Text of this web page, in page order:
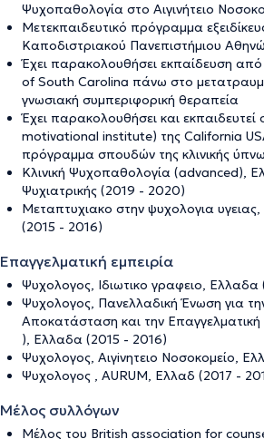
Ψυχοπαθολογία στο Αιγινήτειο
Μετεκπαιδευτικό πρόγραμμα
Καποδιστριακού Πανεπιστήμιου
Έχει παρακολουθήσει εκπαίδευση
of South Carolina πάνω στο
γνωσιακή συμπεριφορική θεραπεία
Έχει παρακολουθήσει και
motivational institute) της California
πρόγραμμα σπουδών της κλινικής
Κλινική Ψυχοπαθολογία (advanced),
Ψυχιατρικής (2019 - 2020)
Μεταπτυχιακο στην ψυχολογια
(2015 - 2016)
Επαγγελματική εμπειρία
Ψυχολογος, Ιδιωτικο γραφειο,
Ψυχολογος, Πανελλαδική Ένωση για
Αποκατάσταση και την
), Ελλαδα (2015 - 2016)
Ψυχολογος, Αιγiνητειο Νοσοκομείο,
Ψυχολογος , AURUM, Eλλαδ (2017 -
Μέλος συλλόγων
Μέλος του British association for